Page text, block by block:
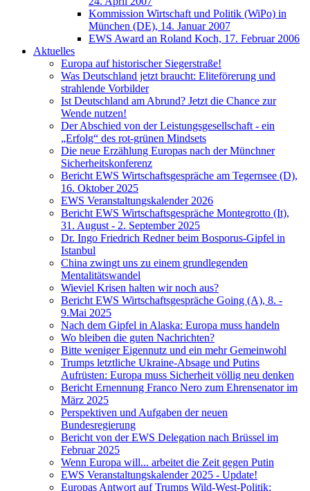
Kommission Wirtschaft und Politik (WiPo) in
München (DE), 14. Januar 2007
EWS Award an Roland Koch, 17. Februar 2006
Aktuelles
Europa auf historischer Siegerstraße!
Was Deutschland jetzt braucht: Eliteförerung und
strahlende Vorbilder
Ist Deutschland am Abrund? Jetzt die Chance zur
Wende nutzen!
Der Abschied von der Leistungsgesellschaft - ein
„Erfolg“ des rot-grünen Mindsets
Die neue Erzählung Europas nach der Münchner
Sicherheitskonferenz
Bericht EWS Wirtschaftsgespräche am Tegernsee (D),
16. Oktober 2025
EWS Veranstaltungskalender 2026
Bericht EWS Wirtschaftsgespräche Montegrotto (It),
31. August - 2. September 2025
Dr. Ingo Friedrich Redner beim Bosporus-Gipfel in
Istanbul
China zwingt uns zu einem grundlegenden
Mentalitätswandel
Wieviel Krisen halten wir noch aus?
Bericht EWS Wirtschaftsgespräche Going (A), 8. -
9.Mai 2025
Nach dem Gipfel in Alaska: Europa muss handeln
Wo bleiben die guten Nachrichten?
Bitte weniger Eigennutz und ein mehr Gemeinwohl
Trumps letztliche Ukraine-Absage und Putins
Aufrüsten: Europa muss Sicherheit völlig neu denken
Bericht Ernennung Franco Nero zum Ehrensenator im
März 2025
Perspektiven und Aufgaben der neuen
Bundesregierung
Bericht von der EWS Delegation nach Brüssel im
Februar 2025
Wenn Europa will... arbeitet die Zeit gegen Putin
EWS Veranstaltungskalender 2025 - Update!
Europas Antwort auf Trumps Wild-West-Politik: